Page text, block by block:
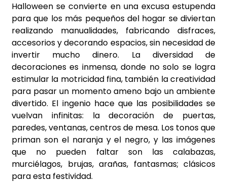
Halloween se convierte en una excusa estupenda
para que los más pequeños del hogar se diviertan
realizando manualidades, fabricando disfraces,
accesorios y decorando espacios, sin necesidad de
invertir mucho dinero. La diversidad de
decoraciones es inmensa, donde no solo se logra
estimular la motricidad fina, también la creatividad
para pasar un momento ameno bajo un ambiente
divertido. El ingenio hace que las posibilidades se
vuelvan infinitas: la decoración de puertas,
paredes, ventanas, centros de mesa. Los tonos que
priman son el naranja y el negro, y las imágenes
que no pueden faltar son las calabazas,
murciélagos, brujas, arañas, fantasmas; clásicos
para esta festividad.